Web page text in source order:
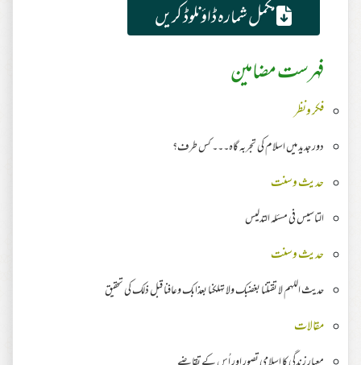
مکمل شمارہ ڈاؤنلوڈ کریں
فہرست مضامین
فکر ونظر
دور جدید میں اسلام کی تجربہ گاہ۔۔۔ کس طرف؟
حدیث وسنت
التاسیس فی مسئلہ التدلیس
حدیث وسنت
حدیث اللهم لا تقتلنا بغضبك ولا تهلكنا بعذابك وعافنا قبل ذلك کی تحقیق
مقالات